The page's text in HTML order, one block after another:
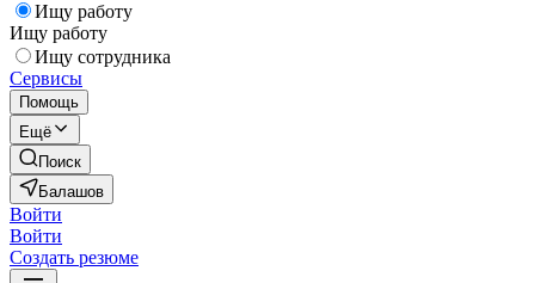
Ищу работу
Ищу работу
Ищу сотрудника
Сервисы
Помощь
Ещё
Поиск
Балашов
Войти
Войти
Создать резюме